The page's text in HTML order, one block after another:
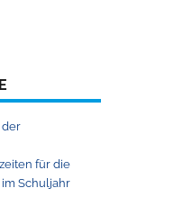
der
für die
Schuljahr